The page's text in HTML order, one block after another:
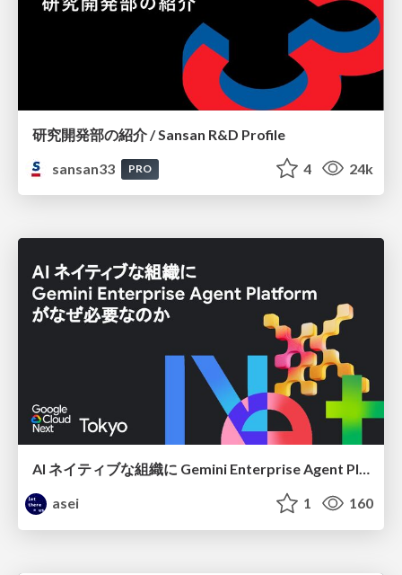
研究開発部の紹介 / Sansan R&D Profile
sansan33
PRO 4 24k
AI ネイティブな組織に Gemini Enterprise Agent Platform がなぜ必要なのか
asei
1 160